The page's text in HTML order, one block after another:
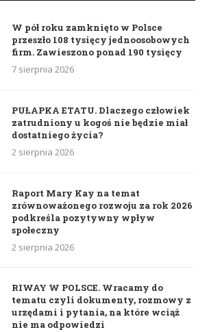
W pół roku zamknięto w Polsce
przeszło 108 tysięcy jednoosobowych
firm. Zawieszono ponad 190 tysięcy
7 sierpnia 2026
PUŁAPKA ETATU. Dlaczego człowiek
zatrudniony u kogoś nie będzie miał
dostatniego życia?
2 sierpnia 2026
Raport Mary Kay na temat
zrównoważonego rozwoju za rok 2026
podkreśla pozytywny wpływ
społeczny
2 sierpnia 2026
RIWAY W POLSCE. Wracamy do
tematu czyli dokumenty, rozmowy z
urzędami i pytania, na które wciąż
nie ma odpowiedzi